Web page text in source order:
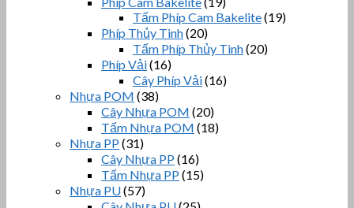
Tấm Phíp Cam Bakelite(19)
Phíp Thủy Tinh(20)
Tấm Phíp Thủy Tinh(20)
Phíp Vải(16)
Cây Phíp Vải(16)
Nhựa POM (38)
Cây Nhựa POM (20)
Tấm Nhựa POM (18)
Nhựa PP (31)
Cây Nhựa PP (16)
Tấm Nhựa PP (15)
Nhựa PU(57)